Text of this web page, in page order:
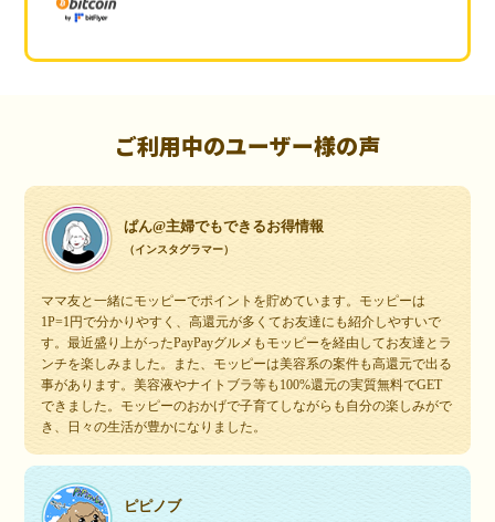
ご利用中のユーザー様の声
ぱん@主婦でもできるお得情報
（インスタグラマー）
ママ友と一緒にモッピーでポイントを貯めています。モッピーは
1P=1円で分かりやすく、高還元が多くてお友達にも紹介しやすいで
す。最近盛り上がったPayPayグルメもモッピーを経由してお友達とラ
ンチを楽しみました。また、モッピーは美容系の案件も高還元で出る
事があります。美容液やナイトブラ等も100%還元の実質無料でGET
できました。モッピーのおかげで子育てしながらも自分の楽しみがで
き、日々の生活が豊かになりました。
ピピノブ